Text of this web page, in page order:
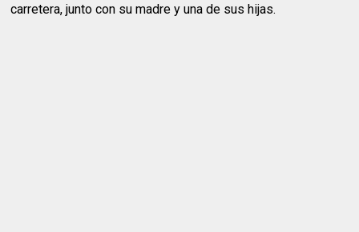
carretera, junto con su madre y una de sus hijas.